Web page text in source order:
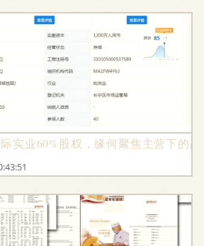
实业60%股权，缘何聚焦主营下的战